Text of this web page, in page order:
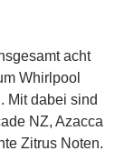
acht
Whirlpool
Mit dabei sind
NZ, Azacca
Zitrus Noten.